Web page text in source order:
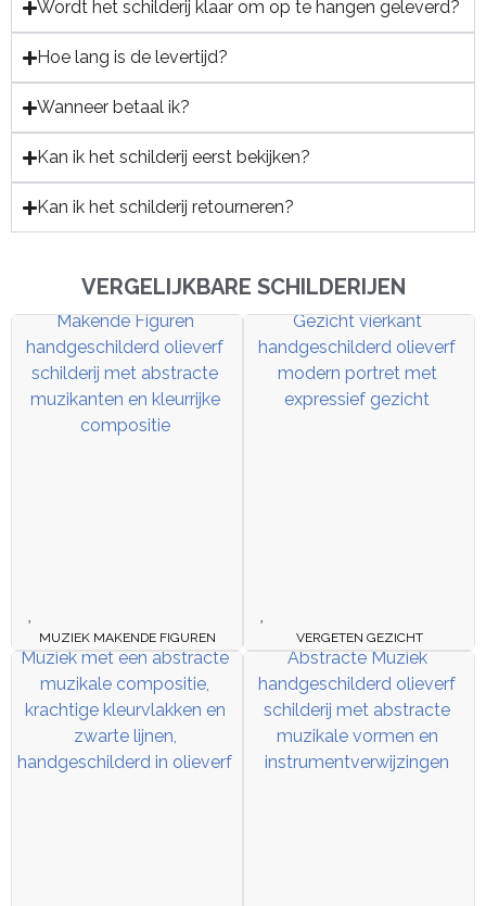
Wordt het schilderij klaar om op te hangen geleverd?
Hoe lang is de levertijd?
Wanneer betaal ik?
Kan ik het schilderij eerst bekijken?
Kan ik het schilderij retourneren?
VERGELIJKBARE SCHILDERIJEN
MUZIEK MAKENDE FIGUREN VERGETEN GEZICHT